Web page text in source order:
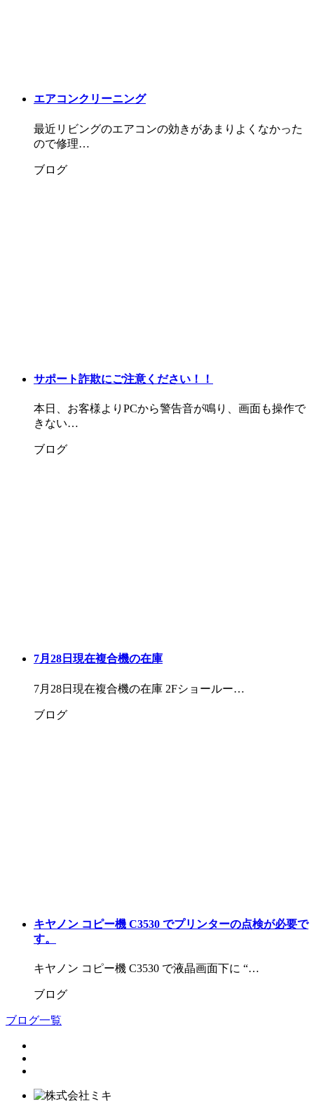
エアコンクリーニング
最近リビングのエアコンの効きがあまりよくなかった
ので修理…
ブログ
サポート詐欺にご注意ください！！
本日、お客様よりPCから警告音が鳴り、画面も操作で
きない…
ブログ
7月28日現在複合機の在庫
7月28日現在複合機の在庫 2Fショールー…
ブログ
キヤノン コピー機 C3530 でプリンターの点検が必要で
す。
キヤノン コピー機 C3530 で液晶画面下に “…
ブログ
ブログ一覧